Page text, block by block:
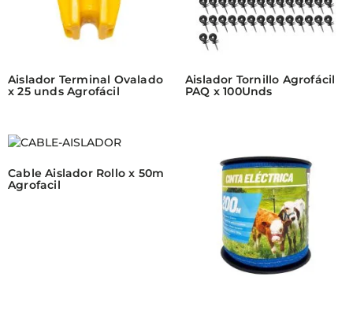
Aislador Terminal Ovalado
x 25 unds Agrofácil
Aislador Tornillo Agrofácil
PAQ x 100Unds
Cable Aislador Rollo x 50m
Agrofacil